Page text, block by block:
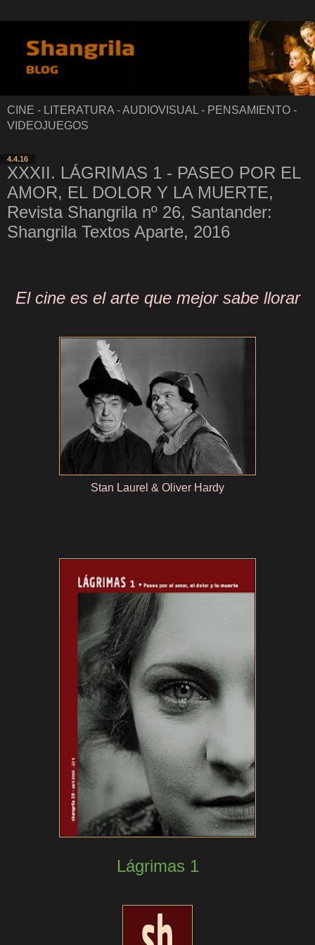
CINE - LITERATURA - AUDIOVISUAL - PENSAMIENTO -
VIDEOJUEGOS
4.4.16
XXXII. LÁGRIMAS 1 - PASEO POR EL
AMOR, EL DOLOR Y LA MUERTE,
Revista Shangrila nº 26, Santander:
Shangrila Textos Aparte, 2016
El cine es el arte que mejor sabe llorar
Stan Laurel & Oliver Hardy
Lágrimas 1